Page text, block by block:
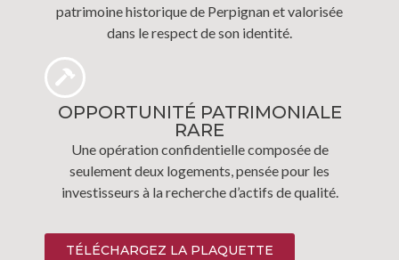
patrimoine historique de Perpignan et valorisée
dans le respect de son identité.
OPPORTUNITÉ PATRIMONIALE
RARE
Une opération confidentielle composée de
seulement deux logements, pensée pour les
investisseurs à la recherche d’actifs de qualité.
TÉLÉCHARGEZ LA PLAQUETTE